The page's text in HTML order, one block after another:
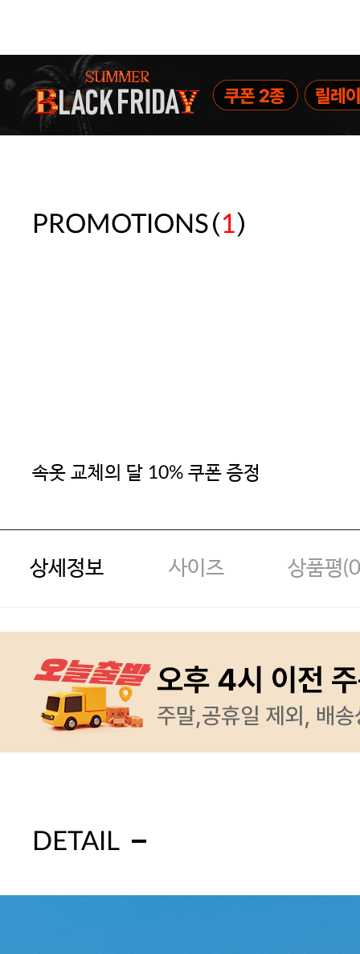
PROMOTIONS(1)
속옷 교체의 달 10% 쿠폰 증정
상세정보 사이즈 상품평(0
DETAIL